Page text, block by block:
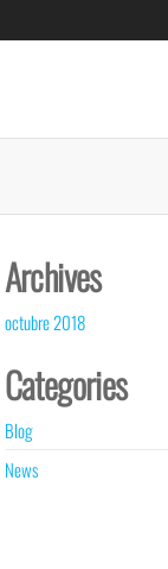
Archives
octubre 2018
Categories
Blog
News